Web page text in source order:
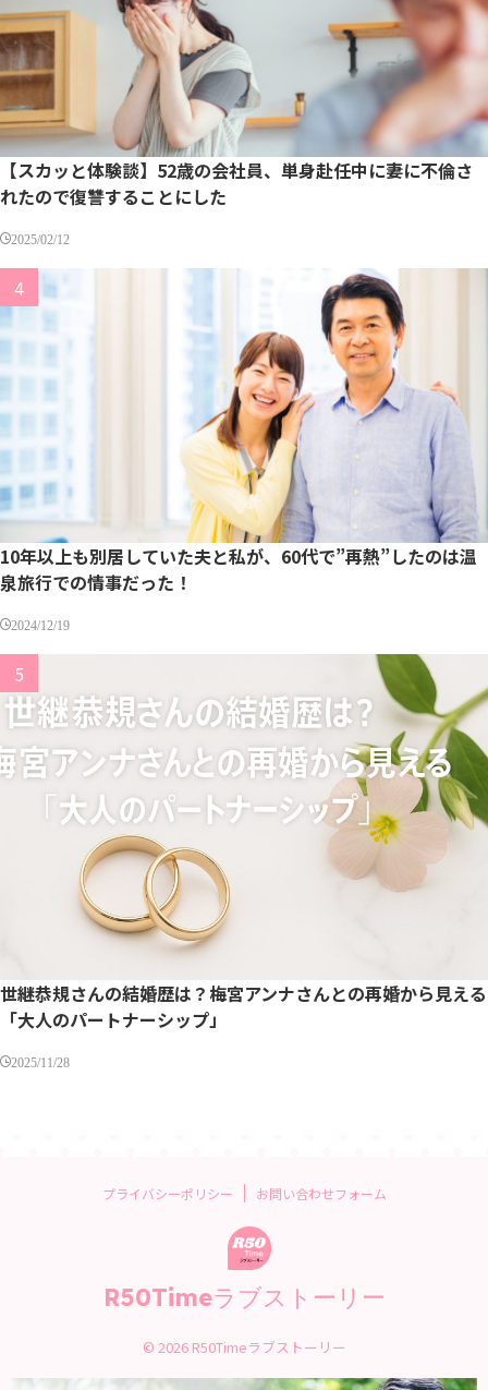
【スカッと体験談】52歳の会社員、単身赴任中に妻に不倫さ
れたので復讐することにした
2025/02/12
10年以上も別居していた夫と私が、60代で”再熱”したのは温
泉旅行での情事だった！
2024/12/19
世継恭規さんの結婚歴は？梅宮アンナさんとの再婚から見える
「大人のパートナーシップ」
2025/11/28
プライバシーポリシー お問い合わせフォーム
R50Timeラブストーリー
© 2026 R50Timeラブストーリー